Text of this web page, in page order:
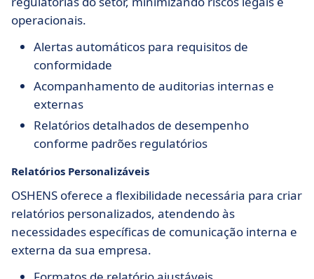
operacionais.
Alertas automáticos para requisitos de
conformidade
Acompanhamento de auditorias internas e
externas
Relatórios detalhados de desempenho
conforme padrões regulatórios
Relatórios Personalizáveis
OSHENS oferece a flexibilidade necessária para criar
relatórios personalizados, atendendo às
necessidades específicas de comunicação interna e
externa da sua empresa.